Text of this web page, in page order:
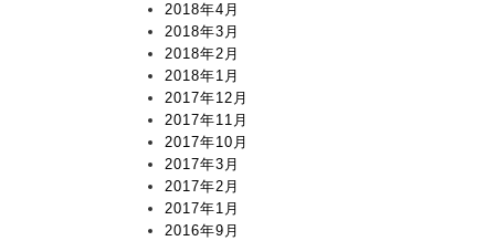
2018年4月
2018年3月
2018年2月
2018年1月
2017年12月
2017年11月
2017年10月
2017年3月
2017年2月
2017年1月
2016年9月